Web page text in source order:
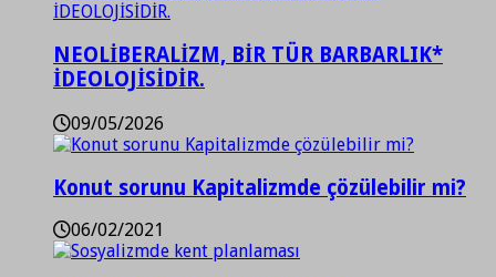
NEOLİBERALİZM, BİR TÜR BARBARLIK*
İDEOLOJİSİDİR.
09/05/2026
Konut sorunu Kapitalizmde çözülebilir mi?
06/02/2021